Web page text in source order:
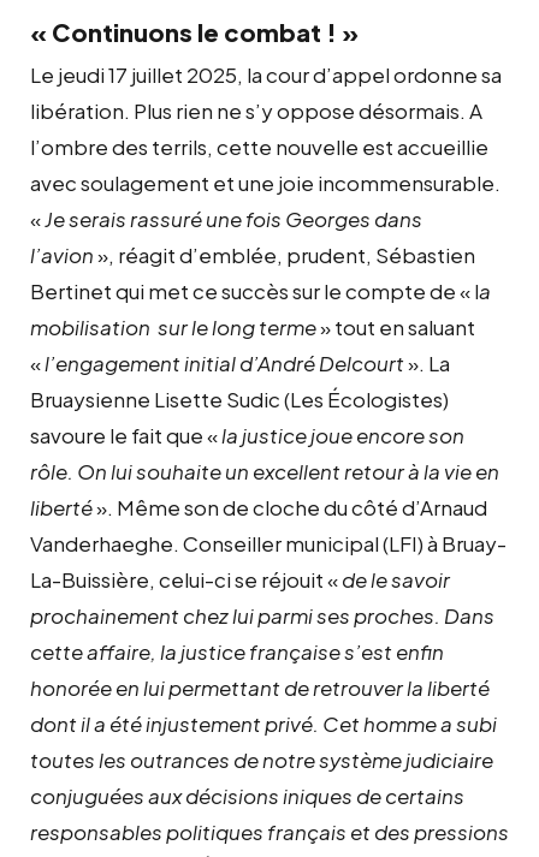
« Continuons le combat ! »
Le jeudi 17 juillet 2025, la cour d’appel ordonne sa
libération. Plus rien ne s’y oppose désormais. A
l’ombre des terrils, cette nouvelle est accueillie
avec soulagement et une joie incommensurable.
«Je serais rassuré une fois Georges dans
l’avion», réagit d’emblée, prudent, Sébastien
Bertinet qui met ce succès sur le compte de « la
mobilisation sur le long terme» tout en saluant
«l’engagement initial d’André Delcourt». La
Bruaysienne Lisette Sudic (Les Écologistes)
savoure le fait que «la justice joue encore son
rôle. On lui souhaite un excellent retour à la vie en
liberté». Même son de cloche du côté d’Arnaud
Vanderhaeghe. Conseiller municipal (LFI) à Bruay-
La-Buissière, celui-ci se réjouit «de le savoir
prochainement chez lui parmi ses proches. Dans
cette affaire, la justice française s’est enfin
honorée en lui permettant de retrouver la liberté
dont il a été injustement privé. Cet homme a subi
toutes les outrances de notre système judiciaire
conjuguées aux décisions iniques de certains
responsables politiques français et des pressions